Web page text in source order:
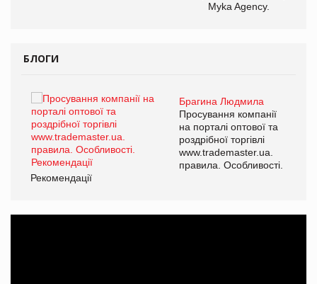
Myka Agency.
БЛОГИ
Брагина Людмила
Просування компанії
на порталі оптової та
роздрібної торгівлі
www.trademaster.ua.
правила. Особливості.
Рекомендації